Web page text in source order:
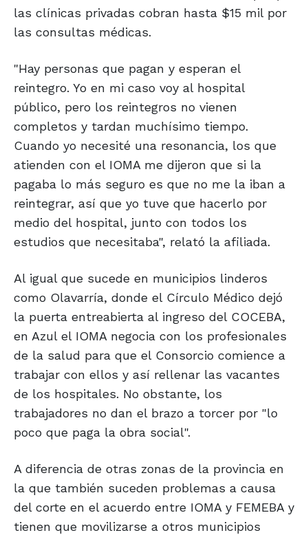
las clínicas privadas cobran hasta $15 mil por
las consultas médicas.
"Hay personas que pagan y esperan el
reintegro. Yo en mi caso voy al hospital
público, pero los reintegros no vienen
completos y tardan muchísimo tiempo.
Cuando yo necesité una resonancia, los que
atienden con el IOMA me dijeron que si la
pagaba lo más seguro es que no me la iban a
reintegrar, así que yo tuve que hacerlo por
medio del hospital, junto con todos los
estudios que necesitaba", relató la afiliada.
Al igual que sucede en municipios linderos
como Olavarría, donde el Círculo Médico dejó
la puerta entreabierta al ingreso del COCEBA,
en Azul el IOMA negocia con los profesionales
de la salud para que el Consorcio comience a
trabajar con ellos y así rellenar las vacantes
de los hospitales. No obstante, los
trabajadores no dan el brazo a torcer por "lo
poco que paga la obra social".
A diferencia de otras zonas de la provincia en
la que también suceden problemas a causa
del corte en el acuerdo entre IOMA y FEMEBA y
tienen que movilizarse a otros municipios